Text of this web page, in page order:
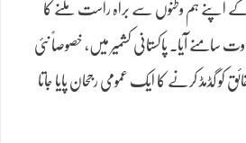
کے اپنے ہم وطنوں سے براہ راست ملنے کا
سامنے آیا۔ پاکستانی کشمیر میں، خصوصاً نئی
گڈمڈ کرنے کا ایک عمومی رجحان پایا جاتا